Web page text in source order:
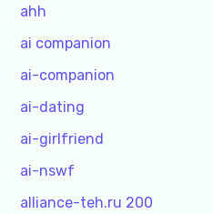
ahh
ai companion
ai-companion
ai-dating
ai-girlfriend
ai-nswf
alliance-teh.ru 200